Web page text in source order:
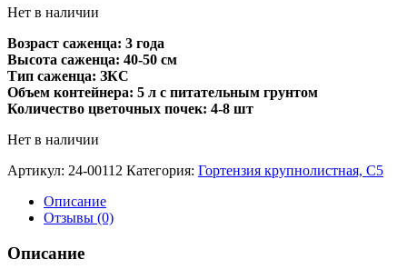
составляла
500,00 ₽.
Нет в наличии
Возраст саженца: 3 года
Высота саженца: 40-50 см
Тип саженца: ЗКС
Объем контейнера: 5 л с питательным грунтом
Количество цветочных почек: 4-8 шт
Нет в наличии
Артикул: 24-00112 Категория: Гортензия крупнолистная, С5
Описание
Отзывы (0)
Описание